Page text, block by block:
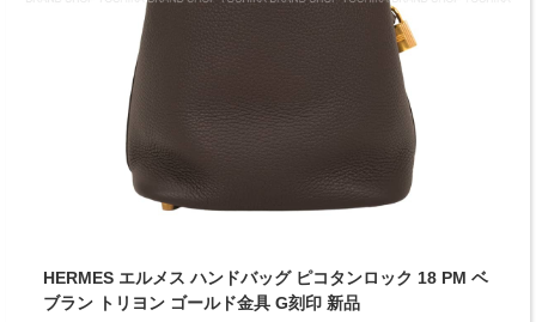
HERMES エルメス ハンドバッグ ピコタンロック 18 PM ベ
ブラン トリヨン ゴールド金具 G刻印 新品